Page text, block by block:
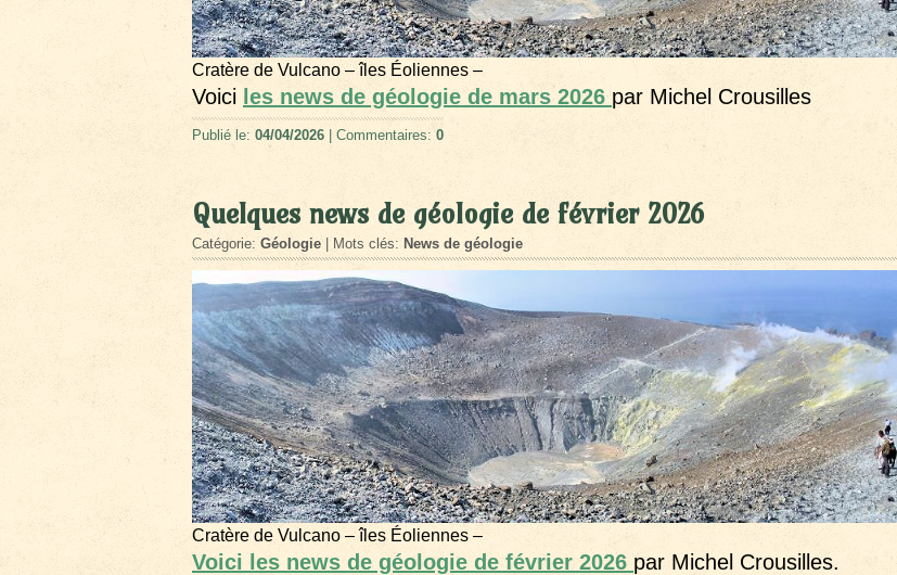
Cratère de Vulcano – îles Éoliennes –
Voici les news de géologie de mars 2026 par Michel Crousilles
Publié le: 04/04/2026 | Commentaires: 0
Quelques news de géologie de février 2026
Catégorie: Géologie | Mots clés: News de géologie
Cratère de Vulcano – îles Éoliennes –
Voici les news de géologie de février 2026 par Michel Crousilles.